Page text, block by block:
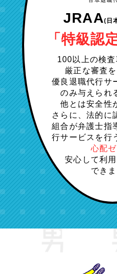
JRAA(日
「特級認
100以上の検
厳正な審査
優良退職代行サ
のみ与えられ
他とは安全性
さらに、法的に
組合が弁護士指
行サービスを行
心配ゼ
安心して利
できま